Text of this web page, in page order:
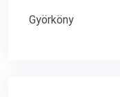
Györköny